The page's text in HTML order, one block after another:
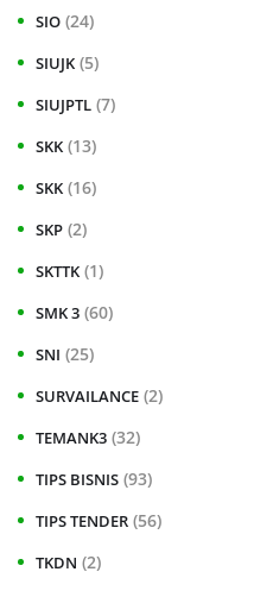
SIO (24)
SIUJK (5)
SIUJPTL (7)
SKK (13)
SKK (16)
SKP (2)
SKTTK (1)
SMK 3 (60)
SNI (25)
SURVAILANCE (2)
TEMANK3 (32)
TIPS BISNIS (93)
TIPS TENDER (56)
TKDN (2)